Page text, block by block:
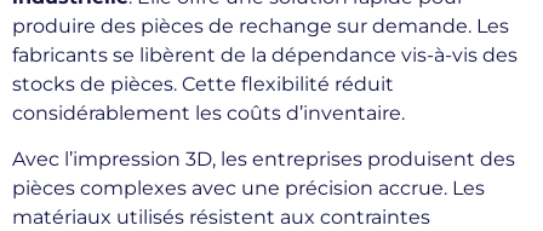
produire des pièces de rechange sur demande. Les
fabricants se libèrent de la dépendance vis-à-vis des
stocks de pièces. Cette flexibilité réduit
considérablement les coûts d’inventaire.
Avec l’impression 3D, les entreprises produisent des
pièces complexes avec une précision accrue. Les
matériaux utilisés résistent aux contraintes